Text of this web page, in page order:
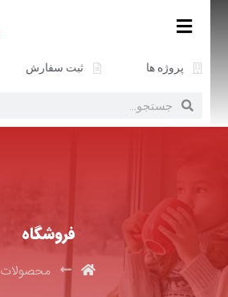
پروژه ها ثبت سفارش
فروشگاه
محصولات